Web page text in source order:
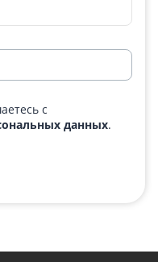
с
данных.